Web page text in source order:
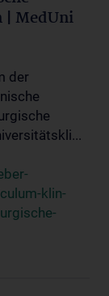
| MedUni
der
klin-